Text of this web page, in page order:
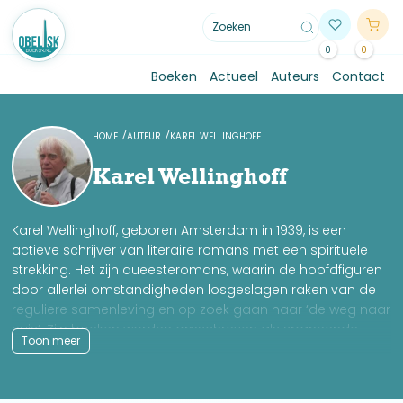
0 0
Boeken Actueel Auteurs Contact
HOME AUTEUR KAREL WELLINGHOFF
Karel Wellinghoff
Karel Wellinghoff, geboren Amsterdam in 1939, is een
actieve schrijver van literaire romans met een spirituele
strekking. Het zijn queesteromans, waarin de hoofdfiguren
door allerlei omstandigheden losgeslagen raken van de
reguliere samenleving en op zoek gaan naar ‘de weg naar
huis’. Zijn boeken worden omschreven als spannende,
ontroerende esoterische romans. Ook legt hij zich toe op
Zijn oevre tot nu toe:
Toon meer